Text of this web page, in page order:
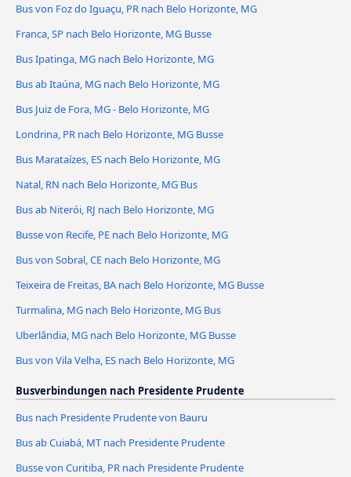
Bus von Foz do Iguaçu, PR nach Belo Horizonte, MG
Franca, SP nach Belo Horizonte, MG Busse
Bus Ipatinga, MG nach Belo Horizonte, MG
Bus ab Itaúna, MG nach Belo Horizonte, MG
Bus Juiz de Fora, MG - Belo Horizonte, MG
Londrina, PR nach Belo Horizonte, MG Busse
Bus Marataízes, ES nach Belo Horizonte, MG
Natal, RN nach Belo Horizonte, MG Bus
Bus ab Niterói, RJ nach Belo Horizonte, MG
Busse von Recife, PE nach Belo Horizonte, MG
Bus von Sobral, CE nach Belo Horizonte, MG
Teixeira de Freitas, BA nach Belo Horizonte, MG Busse
Turmalina, MG nach Belo Horizonte, MG Bus
Uberlândia, MG nach Belo Horizonte, MG Busse
Bus von Vila Velha, ES nach Belo Horizonte, MG
Busverbindungen nach Presidente Prudente
Bus nach Presidente Prudente von Bauru
Bus ab Cuiabá, MT nach Presidente Prudente
Busse von Curitiba, PR nach Presidente Prudente